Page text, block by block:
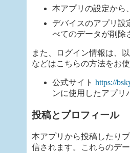
本アプリの設定から
デバイスのアプリ設
べてのデータが削除
また、ログイン情報は、
などはこちらの方法をお使
公式サイト https://
ンに使用したアプリ
投稿とプロフィール
本アプリから投稿したり
信されます。これらのデ